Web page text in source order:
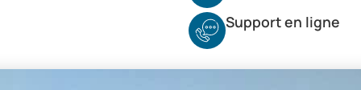
Support en ligne